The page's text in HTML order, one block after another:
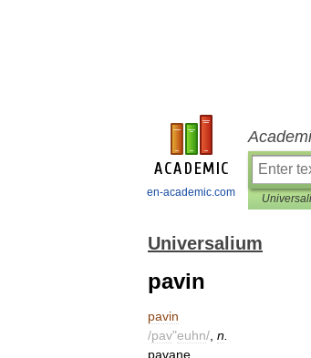
en-academic.com
Universalium
pavin
pavin
/pav"euhn/ n
pavane